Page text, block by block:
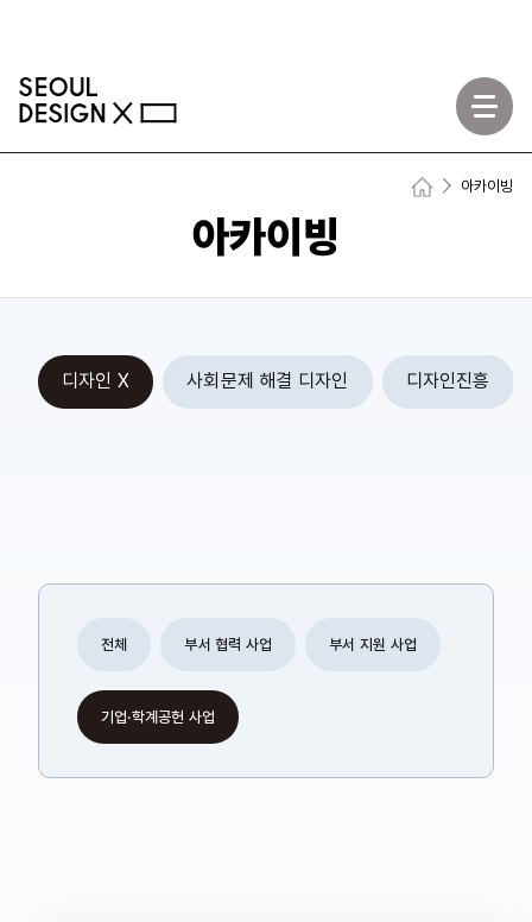
모바일메뉴
Home
아카이빙
아카이빙
디자인 X
전체 부서 협력 사업 부서 지원 사업
기업·학계공헌 사업
사회문제 해결 디자인 디자인진흥